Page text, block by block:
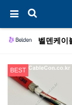
벨덴케이
BEST